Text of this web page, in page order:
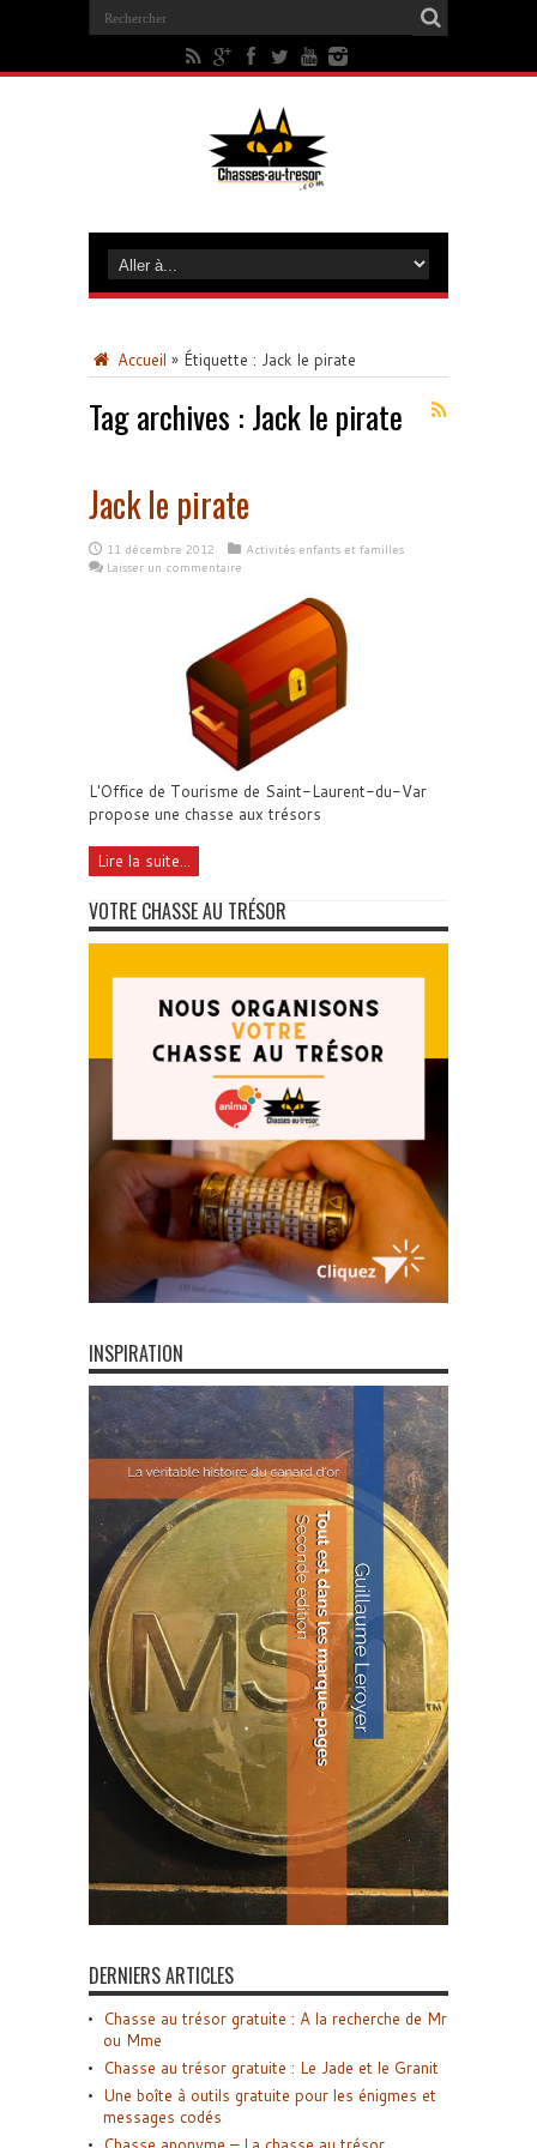
Accueil » Étiquette : Jack le pirate
Tag archives : Jack le pirate
Jack le pirate
11 décembre 2012
Activités enfants et familles
Laisser un commentaire
L'Office de Tourisme de Saint-Laurent-du-Var
propose une chasse aux trésors
Lire la suite...
VOTRE CHASSE AU TRÉSOR
INSPIRATION
DERNIERS ARTICLES
Chasse au trésor gratuite : A la recherche de Mr
ou Mme
Chasse au trésor gratuite : Le Jade et le Granit
Une boîte à outils gratuite pour les énigmes et
messages codés